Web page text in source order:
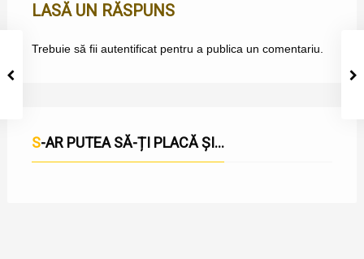
LASĂ UN RĂSPUNS
Trebuie să fii autentificatpentru a publica un comentariu.
S-AR PUTEA SĂ-ȚI PLACĂ ȘI...